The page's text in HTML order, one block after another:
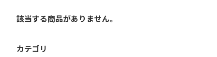
該当する商品がありません。
カテゴリ